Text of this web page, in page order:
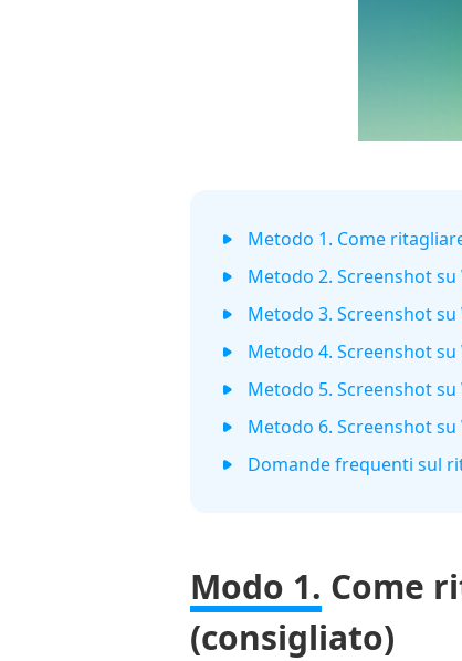
Metodo 1. Come
Metodo 2. Screenshot
Metodo 3. Screenshot
Metodo 4. Screenshot
Metodo 5. Screenshot
Metodo 6. Screenshot
Domande frequenti sul
Modo 1. Come
(consigliato)